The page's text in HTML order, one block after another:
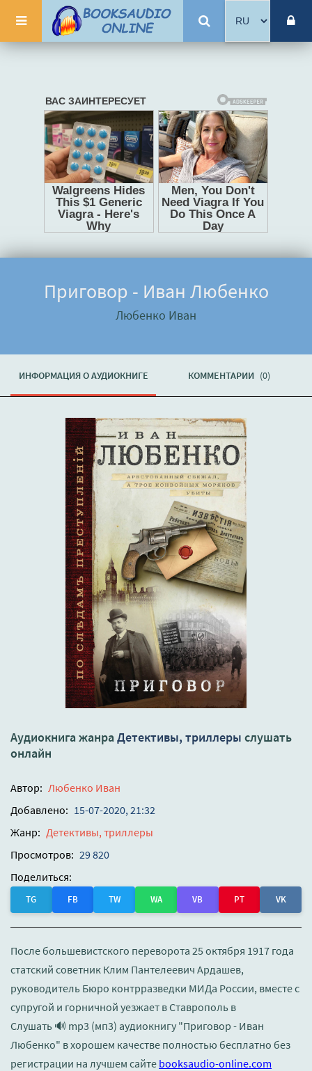
Приговор - Иван Любенко
Любенко Иван
ИНФОРМАЦИЯ О АУДИОКНИГЕ КОММЕНТАРИИ (0)
Аудиокнига жанра Детективы, триллеры слушать
онлайн
Автор: Любенко Иван
Добавлено: 15-07-2020, 21:32
Жанр: Детективы, триллеры
Просмотров: 29 820
Поделиться:
TG FB TW WA VB PT VK
После большевистского переворота 25 октября 1917 года
статский советник Клим Пантелеевич Ардашев,
руководитель Бюро контрразведки МИДа России, вместе с
супругой и горничной уезжает в Ставрополь в
Слушать 🔊 mp3 (мп3) аудиокнигу "Приговор - Иван
Любенко" в хорошем качестве полностью бесплатно без
регистрации на лучшем сайте booksaudio-online.com